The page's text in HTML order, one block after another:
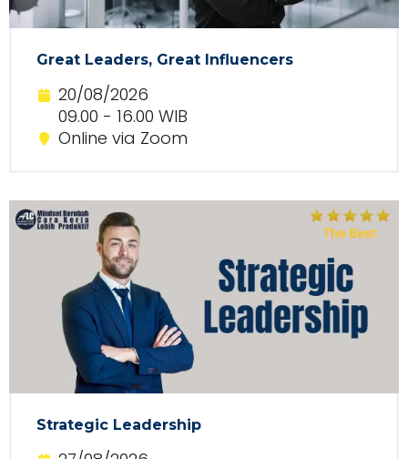
Great Leaders, Great Influencers
20/08/2026
09.00 - 16.00 WIB
Online via Zoom
Strategic Leadership